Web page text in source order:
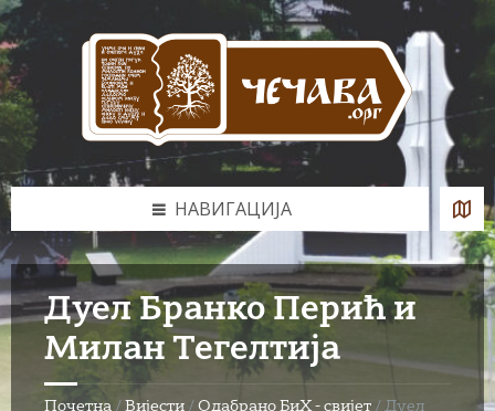
Skip
to
content
Skip
to
left
sidebar
Skip
to
footer
НАВИГАЦИЈА
Дуел Бранко Перић и
Милан Тегелтија
Почетна / Вијести / Одабрано БиХ - свијет / Дуел